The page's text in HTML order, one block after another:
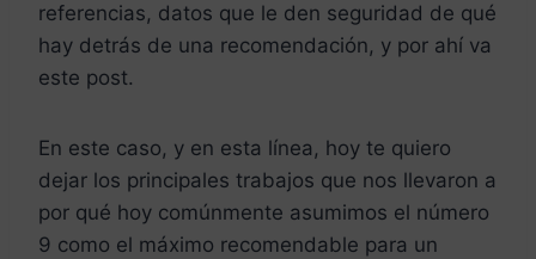
referencias, datos que le den seguridad de qué
hay detrás de una recomendación, y por ahí va
este post.
En este caso, y en esta línea, hoy te quiero
dejar los principales trabajos que nos llevaron a
por qué hoy comúnmente asumimos el número
9 como el máximo recomendable para un